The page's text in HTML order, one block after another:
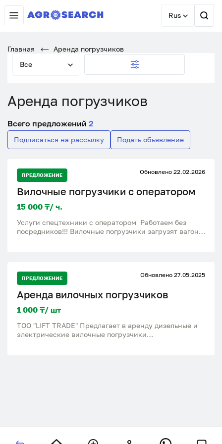
Rus
Главная
Аренда погрузчиков
Все
Аренда погрузчиков
Всего предложений 2
Подписаться на рассылку Подать объявление
ПРЕДЛОЖЕНИЕ Обновлено 22.02.2026
Вилочные погрузчики с оператором
15 000 ₸/ ч.
Услуги спецтехники с оператором Работаем без
посредников!!! Вилочные погрузчики загрузят вагоны
ПРЕДЛОЖЕНИЕ Обновлено 27.05.2025
Аренда вилочных погрузчиков
1 000 ₸/ шт
ТОО "LIFT TRADE" Предлагает в аренду дизельные и
электрические вилочные погрузчики